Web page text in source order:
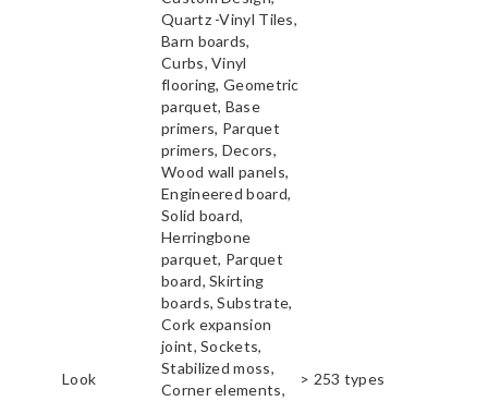
Look
Quartz -Vinyl Tiles,
Barn boards,
Curbs, Vinyl
flooring, Geometric
parquet, Base
primers, Parquet
primers, Decors,
Wood wall panels,
Engineered board,
Solid board,
Herringbone
parquet, Parquet
board, Skirting
boards, Substrate,
Cork expansion
joint, Sockets,
Stabilized moss,
Corner elements,
> 253 types